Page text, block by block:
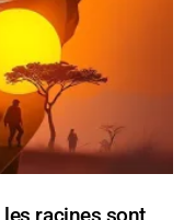
les racines sont